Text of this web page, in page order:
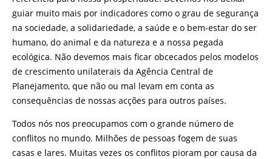
guiar muito mais por indicadores como o grau de segurança
na sociedade, a solidariedade, a saúde e o bem-estar do ser
humano, do animal e da natureza e a nossa pegada
ecológica. Não devemos mais ficar obcecados pelos modelos
de crescimento unilaterais da Agência Central de
Planejamento, que não ou mal levam em conta as
consequências de nossas acções para outros países.
Todos nós nos preocupamos com o grande número de
conflitos no mundo. Milhões de pessoas fogem de suas
casas e lares. Muitas vezes os conflitos pioram por causa da